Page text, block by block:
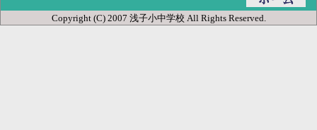
Copyright (C) 2007 浅子小中学校 All Rights Reserved.